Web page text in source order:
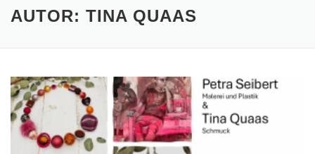
ÜBER TICKO-DESIGN LEISTUNGEN
AUTOR: TINA QUAAS